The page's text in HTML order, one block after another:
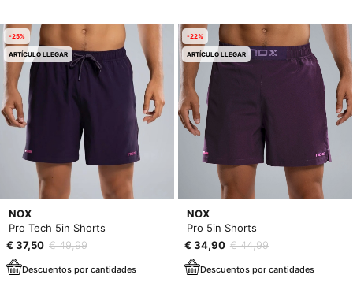
NOX
Pro Tech 5in Shorts
€ 37,50 € 49,99
Descuentos por cantidades
-25%
ARTÍCULO LLEGAR
NOX
Pro 5in Shorts
€ 34,90 € 44,99
Descuentos por cantidades
-22%
ARTÍCULO LLEGAR